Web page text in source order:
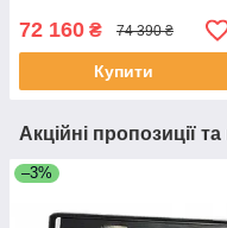
72 160 ₴ 74 390 ₴
Купити
Акційні пропозиції
–3%